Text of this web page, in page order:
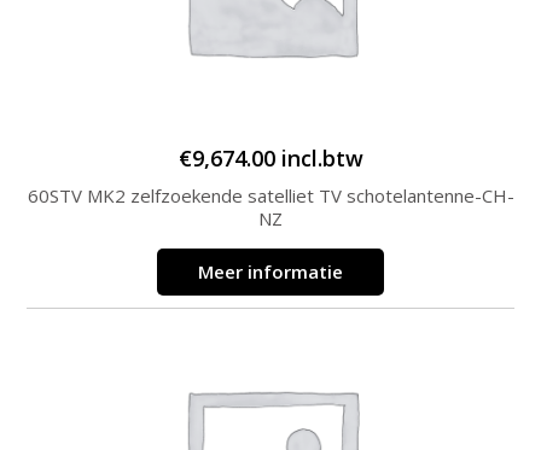
€9,674.00 incl.btw
60STV MK2 zelfzoekende satelliet TV schotelantenne-CH-
NZ
Meer informatie